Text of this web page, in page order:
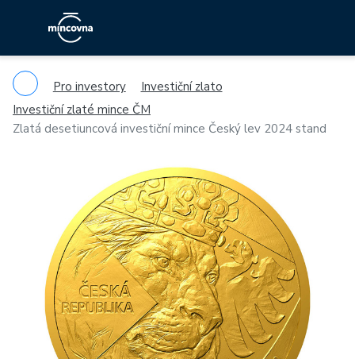
Pro investory
Investiční zlato
Investiční zlaté mince ČM
Zlatá desetiuncová investiční mince Český lev 2024 stand
Previous